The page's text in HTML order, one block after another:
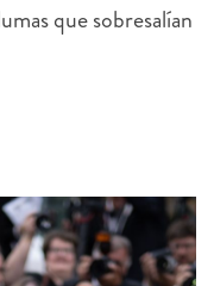
que sobresalían